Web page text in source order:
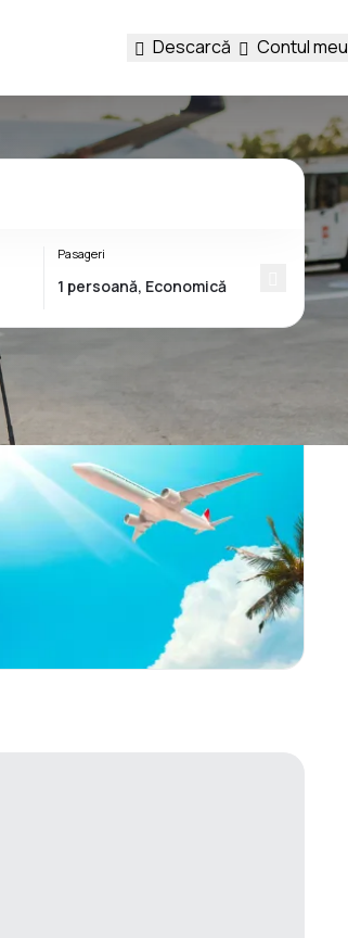
Descarcă Contul meu
Pasageri